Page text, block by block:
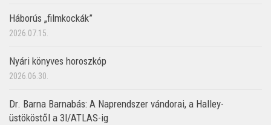
Háborús „filmkockák”
2026.07.15.
Nyári könyves horoszkóp
2026.06.30.
Dr. Barna Barnabás: A Naprendszer vándorai, a Halley-
üstököstől a 3I/ATLAS-ig